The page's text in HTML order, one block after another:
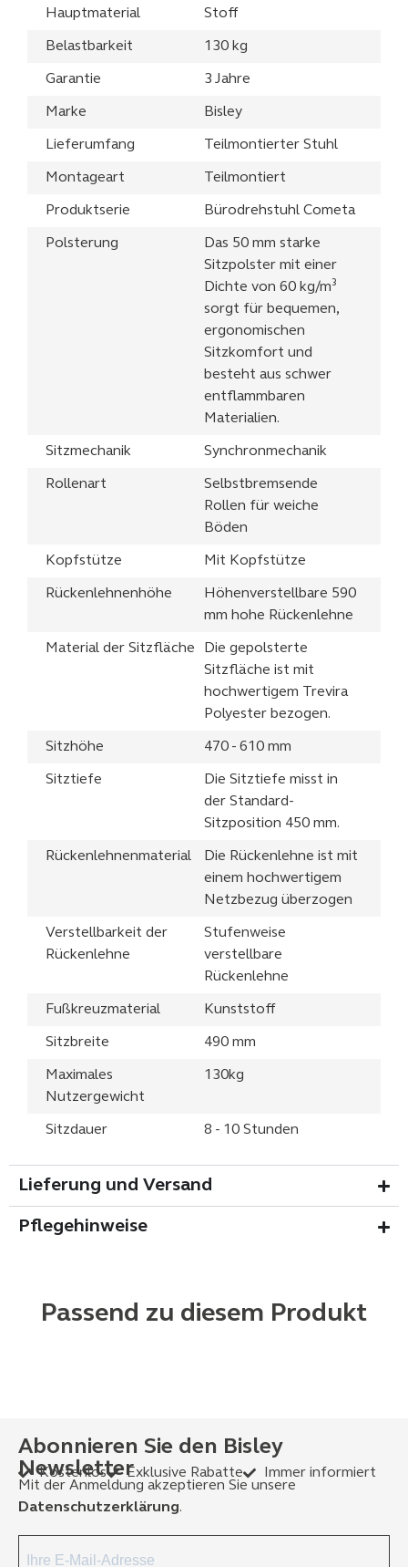
Hauptmaterial Stoff
Belastbarkeit 130 kg
Garantie 3 Jahre
Marke Bisley
Lieferumfang Teilmontierter Stuhl
Montageart Teilmontiert
Produktserie Bürodrehstuhl Cometa
Polsterung
Das 50 mm starke
Sitzpolster mit einer
Dichte von 60 kg/m³
sorgt für bequemen,
ergonomischen
Sitzkomfort und
besteht aus schwer
entflammbaren
Materialien.
Sitzmechanik Synchronmechanik
Rollenart
Selbstbremsende
Rollen für weiche
Böden
Kopfstütze Mit Kopfstütze
Rückenlehnenhöhe
Höhenverstellbare 590
mm hohe Rückenlehne
Material der Sitzfläche
Die gepolsterte
Sitzfläche ist mit
hochwertigem Trevira
Polyester bezogen.
Sitzhöhe 470 - 610 mm
Sitztiefe
Die Sitztiefe misst in
der Standard-
Sitzposition 450 mm.
Rückenlehnenmaterial
Die Rückenlehne ist mit
einem hochwertigem
Netzbezug überzogen
Verstellbarkeit der
Rückenlehne
Stufenweise
verstellbare
Rückenlehne
Fußkreuzmaterial Kunststoff
Sitzbreite 490 mm
Maximales
Nutzergewicht
130kg
Sitzdauer 8 - 10 Stunden
Lieferung und Versand
Pflegehinweise
Passend zu diesem Produkt
Abonnieren Sie den Bisley
Newsletter
Kostenlos Exklusive Rabatte
Immer informiert
Mit der Anmeldung akzeptieren Sie unsere
Datenschutzerklärung.